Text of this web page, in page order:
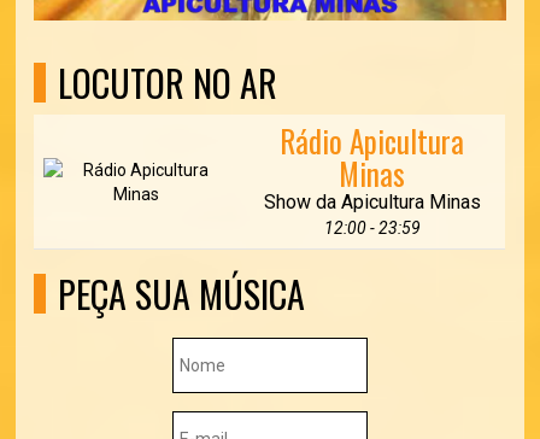
LOCUTOR NO AR
Rádio Apicultura
Minas
Show da Apicultura Minas
12:00 - 23:59
PEÇA SUA MÚSICA